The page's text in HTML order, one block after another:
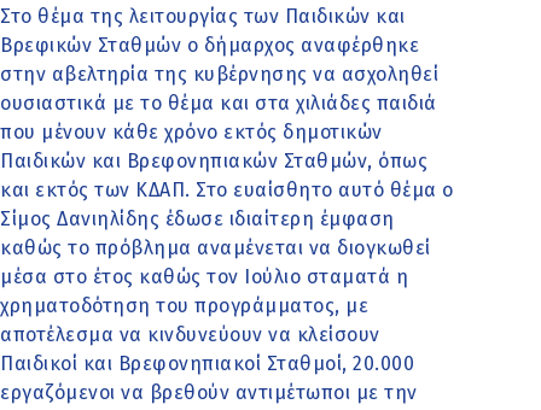
Στο θέμα της λειτουργίας των Παιδικών και
Βρεφικών Σταθμών ο δήμαρχος αναφέρθηκε
στην αβελτηρία της κυβέρνησης να ασχοληθεί
ουσιαστικά με το θέμα και στα χιλιάδες παιδιά
που μένουν κάθε χρόνο εκτός δημοτικών
Παιδικών και Βρεφονηπιακών Σταθμών, όπως
και εκτός των ΚΔΑΠ. Στο ευαίσθητο αυτό θέμα ο
Σίμος Δανιηλίδης έδωσε ιδιαίτερη έμφαση
καθώς το πρόβλημα αναμένεται να διογκωθεί
μέσα στο έτος καθώς τον Ιούλιο σταματά η
χρηματοδότηση του προγράμματος, με
αποτέλεσμα να κινδυνεύουν να κλείσουν
Παιδικοί και Βρεφονηπιακοί Σταθμοί, 20.000
εργαζόμενοι να βρεθούν αντιμέτωποι με την